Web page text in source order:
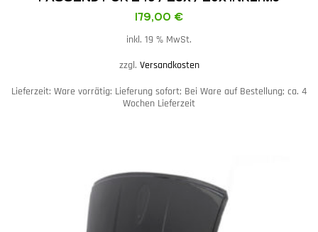
179,00 €
inkl. 19 % MwSt.
zzgl. Versandkosten
Lieferzeit: Ware vorrätig: Lieferung sofort; Bei Ware auf Bestellung; ca. 4
Wochen Lieferzeit